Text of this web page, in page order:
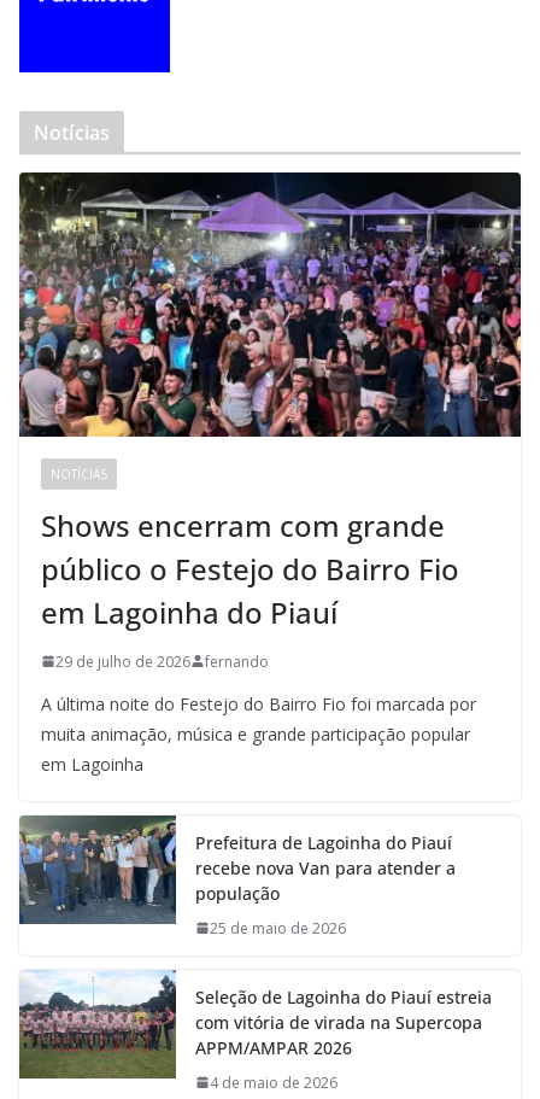
Notícias
NOTÍCIAS
Shows encerram com grande
público o Festejo do Bairro Fio
em Lagoinha do Piauí
29 de julho de 2026 fernando
A última noite do Festejo do Bairro Fio foi marcada por
muita animação, música e grande participação popular
em Lagoinha
Prefeitura de Lagoinha do Piauí
recebe nova Van para atender a
população
25 de maio de 2026
Seleção de Lagoinha do Piauí estreia
com vitória de virada na Supercopa
APPM/AMPAR 2026
4 de maio de 2026